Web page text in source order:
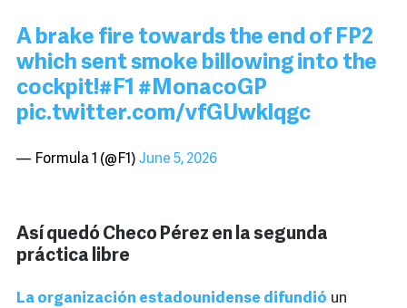
A brake fire towards the end of FP2
which sent smoke billowing into the
cockpit!#F1 #MonacoGP
pic.twitter.com/vfGUwklqgc
— Formula 1 (@F1) June 5, 2026
Así quedó Checo Pérez en la segunda
práctica libre
La organización estadounidense difundió un